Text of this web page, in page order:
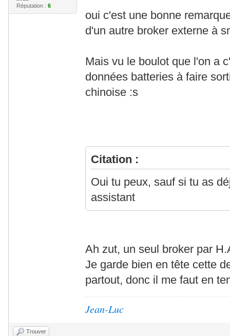
Réputation : 6
oui c'est une bonne
d'un autre broker externe à
Mais vu le boulot que l'on a
données batteries à faire
chinoise :s
Citation :
Oui tu peux, sauf si tu as
assistant
Ah zut, un seul broker par
Je garde bien en tête cette
partout, donc il me faut en
Jean-Luc
Trouver